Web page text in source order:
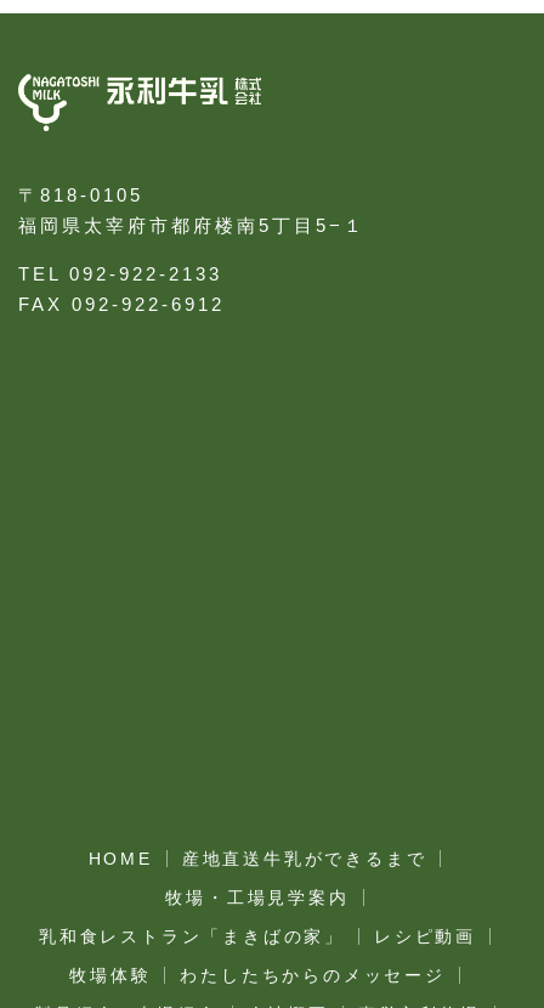
〒818-0105
福岡県太宰府市都府楼南5丁目5−１
TEL 092-922-2133
FAX 092-922-6912
HOME
産地直送牛乳ができるまで
牧場・工場見学案内
乳和食レストラン「まきばの家」
レシピ動画
牧場体験
わたしたちからのメッセージ